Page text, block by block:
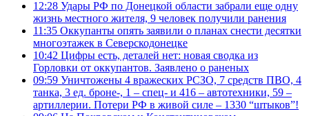
12:28 Удары РФ по Донецкой области забрали еще одну
жизнь местного жителя, 9 человек получили ранения
11:35 Оккупанты опять заявили о планах снести десятки
многоэтажек в Северскодонецке
10:42 Цифры есть, деталей нет: новая сводка из
Горловки от оккупантов. Заявлено о раненых
09:59 Уничтожены 4 вражеских РСЗО, 7 средств ПВО, 4
танка, 3 ед. броне-, 1 – спец- и 416 – автотехники, 59 –
артиллерии. Потери РФ в живой силе – 1330 “штыков”!